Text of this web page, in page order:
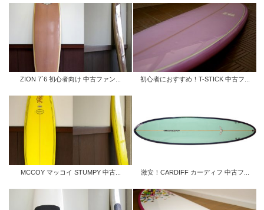
ZION 7`6 初心者向け 中古ファン... 初心者におすすめ！T-STICK 中古フ...
MCCOY マッコイ STUMPY 中古... 激安！CARDIFF カーディフ 中古フ...